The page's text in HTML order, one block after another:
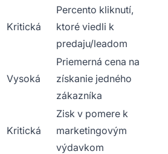
Kritická
Percento kliknutí,
ktoré viedli k
predaju/leadom
Vysoká
Priemerná cena na
získanie jedného
zákazníka
Kritická
Zisk v pomere k
marketingovým
výdavkom